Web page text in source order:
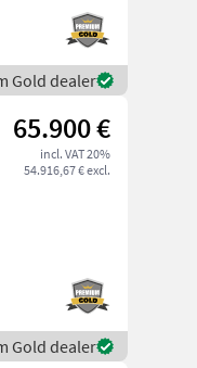
Gold dealer
65.900 €
incl. VAT 20%
54.916,67 € excl.
Gold dealer